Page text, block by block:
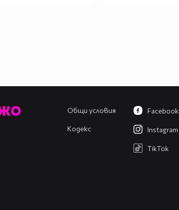
Общи условия
Кодекс
Facebook
Instagram
TikTok